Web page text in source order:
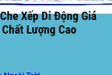
Xếp Di Động Giá
Lượng Cao